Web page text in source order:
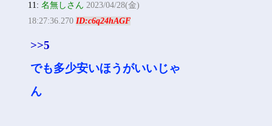
11:名無しさん 2023/04/28(金)
18:27:36.270ID:c6q24hAGF
>>5
でも多少安いほうがいいじゃ
ん